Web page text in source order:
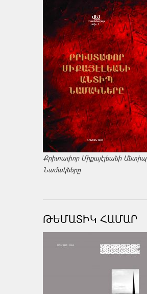
Քրիտափոր Միքայէլեանի Անտիպ
Նամակները
ԹԵՄԱՏԻԿ ՀԱՄԱՐ